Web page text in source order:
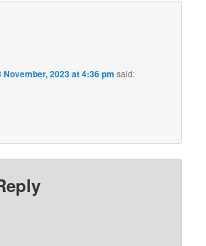
November, 2023 at 4:36 pm said: